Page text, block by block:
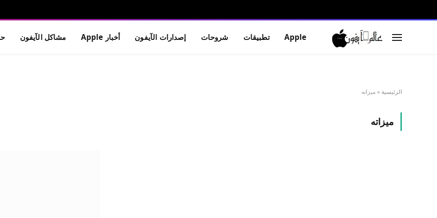
Apple تطبيقات شروحات إصدارات الآيفون أخبار Apple مشاكل الآيفون
الرئيسية »ميزاته
ميزاته